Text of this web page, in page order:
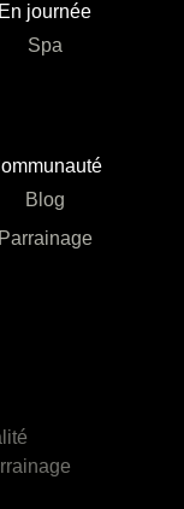
En journée
Spa
Blog
Parrainage